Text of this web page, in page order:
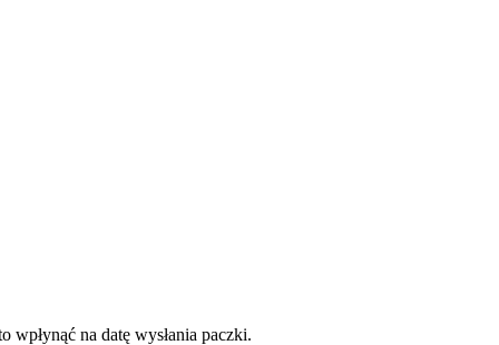
wpłynąć na datę wysłania paczki.